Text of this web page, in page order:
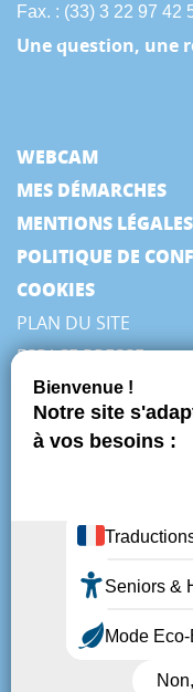
Fax. : (33) 3 22 97 42
Une question, une
WEBCAM
MES DÉMARCHES
MENTIONS LÉGALES
POLITIQUE DE
COOKIES
PLAN DU SITE
ESPACE PRESSE